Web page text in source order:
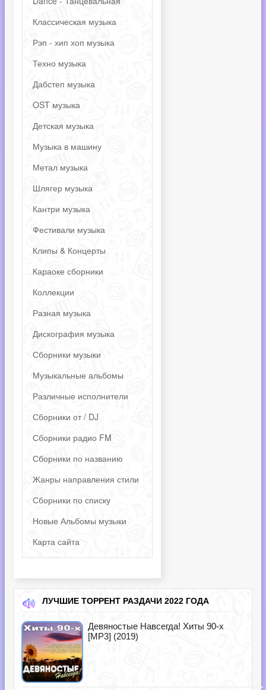
Классическая музыка
Рэп - хип хоп музыка
Техно музыка
Дабстеп музыка
OST музыка
Детская музыка
Музыка в машину
Метал музыка
Шлягер музыка
Кантри музыка
Фестивали музыка
Клипы & Концерты
Караоке сборники
Коллекции
Разная музыка
Дискография музыка
Сборники музыки
Музыкальные альбомы
Различные исполнители
Сборники от / DJ
Сборники радио FM
Сборники по названию
Жанры направления стили
Сборники по списку
Новые Альбомы музыки
Карта сайта
ЛУЧШИЕ ТОРРЕНТ РАЗДАЧИ 2022 ГОДА
Девяностые Навсегда! Хиты 90-х
[MP3] (2019)